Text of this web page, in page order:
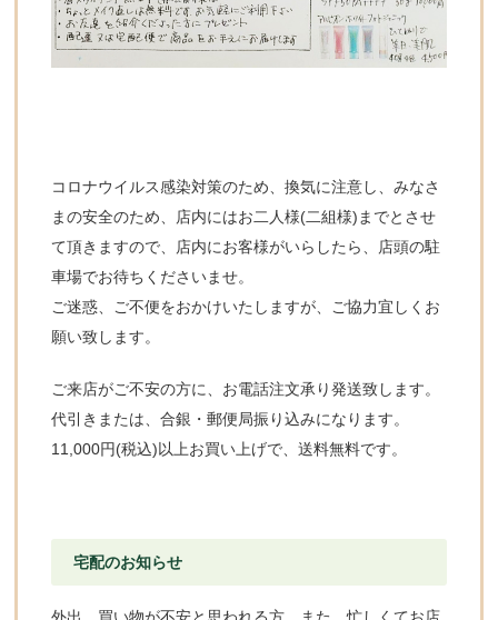
コロナウイルス感染対策のため、換気に注意し、みなさ
まの安全のため、店内にはお二人様(二組様)までとさせ
て頂きますので、店内にお客様がいらしたら、店頭の駐
車場でお待ちくださいませ。
ご迷惑、ご不便をおかけいたしますが、ご協力宜しくお
願い致します。
ご来店がご不安の方に、お電話注文承り発送致します。
代引きまたは、合銀・郵便局振り込みになります。
11,000円(税込)以上お買い上げで、送料無料です。
宅配のお知らせ